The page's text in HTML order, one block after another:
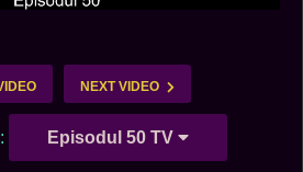
NEXT VIDEO
Episodul 50 TV